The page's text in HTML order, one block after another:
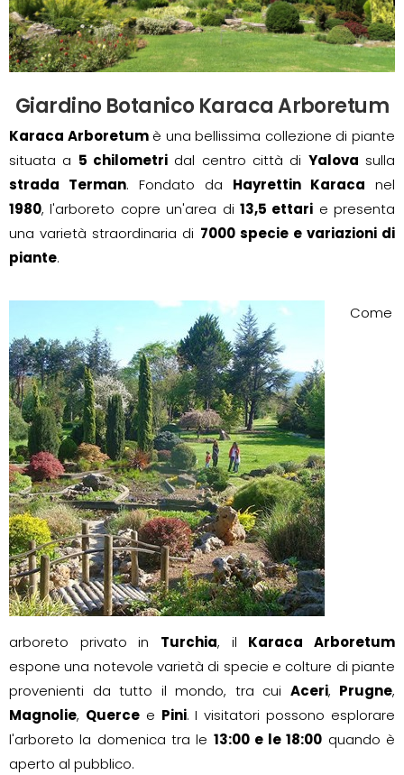
Giardino Botanico Karaca Arboretum
Karaca Arboretumè una bellissima collezione di piante
situata a 5 chilometri dal centro città di Yalova sulla
strada Terman. Fondato da Hayrettin Karaca nel
1980, l'arboreto copre un'area di 13,5 ettari e presenta
una varietà straordinaria di 7000 specie e variazioni di
piante.
Come
arboreto privato in Turchia, il Karaca Arboretum
espone una notevole varietà di specie e colture di piante
provenienti da tutto il mondo, tra cui Aceri, Prugne,
Magnolie, Quercee Pini. I visitatori possono esplorare
l'arboreto la domenica tra le 13:00 e le 18:00 quando è
aperto al pubblico.